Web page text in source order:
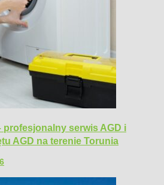
profesjonalny serwis AGD i
AGD na terenie Torunia